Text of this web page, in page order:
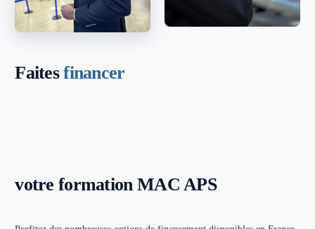
Faitesfinancer
votre formation MAC APS